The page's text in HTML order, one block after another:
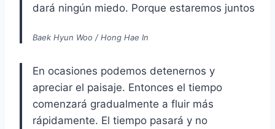
dará ningún miedo. Porque estaremos juntos
Baek Hyun Woo / Hong Hae In
En ocasiones podemos detenernos y
apreciar el paisaje. Entonces el tiempo
comenzará gradualmente a fluir más
rápidamente. El tiempo pasará y no